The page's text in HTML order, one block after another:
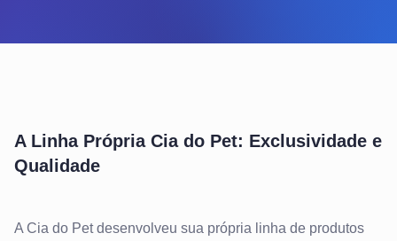
A Linha Própria Cia do Pet: Exclusividade e
Qualidade
A Cia do Pet desenvolveu sua própria linha de produtos